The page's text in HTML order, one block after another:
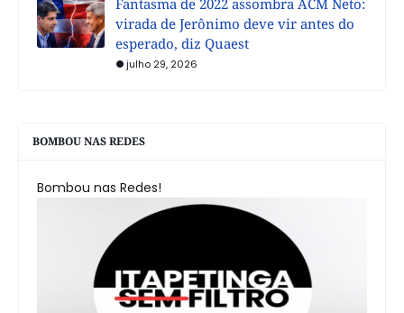
virada de Jerônimo deve vir antes do
esperado, diz Quaest
julho 29, 2026
BOMBOU NAS REDES
Bombou nas Redes!